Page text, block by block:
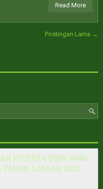
Read More
Postingan Lama →
PESERTA DIDIK BARU
TAHUN AJARAN 2025-